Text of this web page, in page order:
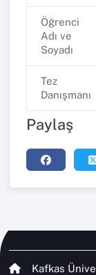
Öğrenci
Adı ve
Soyadı
Tez
Danışmanı
Paylaş
Kafkas